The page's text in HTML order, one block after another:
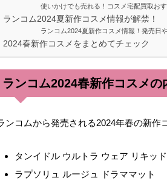
使いかけでも売れる！コスメ宅配買取お
ランコム2024夏新作コスメ情報が解禁！
ランコム2024夏新作コスメ情報！発売日
2024春新作コスメをまとめてチェック
ランコム2024春新作コスメの
ンコムから発売される2024年春の新作
タンイドル ウルトラ ウェア リキッ
ラプソリュ ルージュ ドラママット